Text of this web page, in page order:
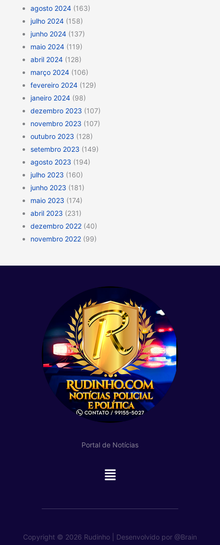
agosto 2024 (163)
julho 2024 (158)
junho 2024 (137)
maio 2024 (119)
abril 2024 (128)
março 2024 (106)
fevereiro 2024 (129)
janeiro 2024 (98)
dezembro 2023 (107)
novembro 2023 (107)
outubro 2023 (128)
setembro 2023 (149)
agosto 2023 (194)
julho 2023 (160)
junho 2023 (181)
maio 2023 (174)
abril 2023 (231)
dezembro 2022 (40)
novembro 2022 (99)
Portal de Notícias
Main
Copyright © 2026 Rudinho | Desenvolvido por @Brain